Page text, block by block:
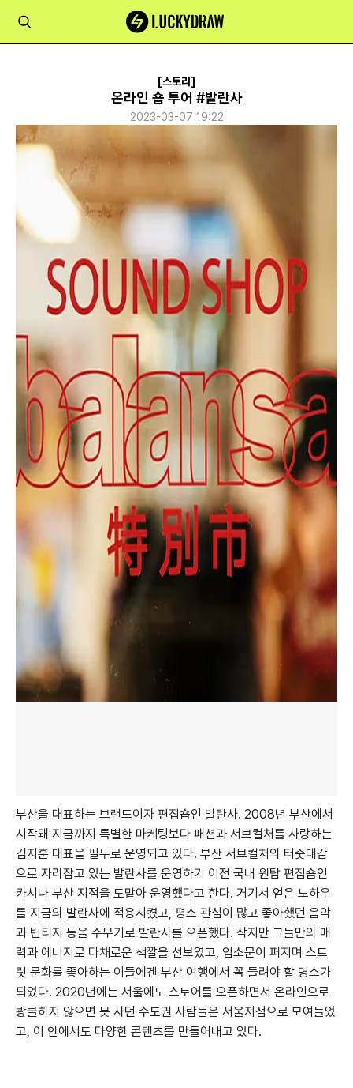
[스토리]
온라인 숍 투어 #발란사
2023-03-07 19:22
부산을 대표하는 브랜드이자 편집숍인 발란사. 2008년 부산에서
시작돼 지금까지 특별한 마케팅보다 패션과 서브컬처를 사랑하는
김지훈 대표을 필두로 운영되고 있다. 부산 서브컬처의 터줏대감
으로 자리잡고 있는 발란사를 운영하기 이전 국내 원탑 편집숍인
카시나 부산 지점을 도맡아 운영했다고 한다. 거기서 얻은 노하우
를 지금의 발란사에 적용시켰고, 평소 관심이 많고 좋아했던 음악
과 빈티지 등을 주무기로 발란사를 오픈했다. 작지만 그들만의 매
력과 에너지로 다채로운 색깔을 선보였고, 입소문이 퍼지며 스트
릿 문화를 좋아하는 이들에겐 부산 여행에서 꼭 들려야 할 명소가
되었다. 2020년에는 서울에도 스토어를 오픈하면서 온라인으로
쾅클하지 않으면 못 사던 수도권 사람들은 서울지점으로 모여들었
고, 이 안에서도 다양한 콘텐츠를 만들어내고 있다.